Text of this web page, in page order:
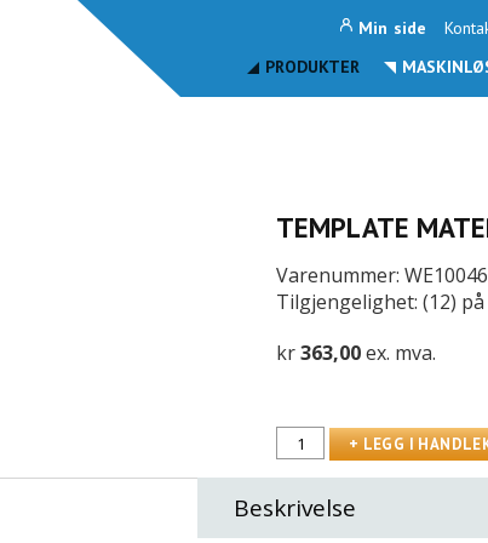
Min side
PRODUKTER
TEMPLATE
Varenummer:
Tilgjengelighet: (12)
kr363,00ex. mva.
Beskrivelse